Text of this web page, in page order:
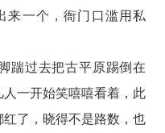
来一个，衙门口滥用私
踹过去把古平原踢倒在
一开始笑嘻嘻看着，此
了，晓得不是路数，也